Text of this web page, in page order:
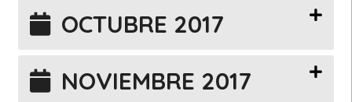
OCTUBRE 2017
NOVIEMBRE 2017